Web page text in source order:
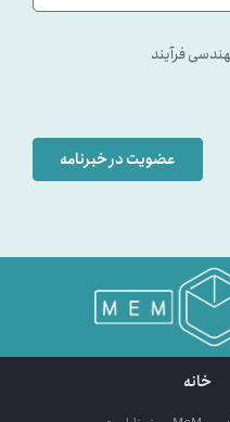
فرآیند
عضویت در خبرنامه
خانه